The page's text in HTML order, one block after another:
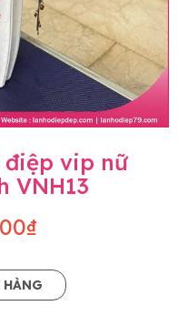
điệp vip nữ
VNH13